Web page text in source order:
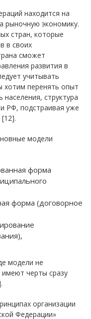
находится на
рыночную экономику.
стран, которые
в своих
сможет
развития в
учитывать
хотим перенять опыт
структура
РФ, подстраивая уже
модели
форма
форма (договорное
модели не
черты сразу
организации
Федерации»